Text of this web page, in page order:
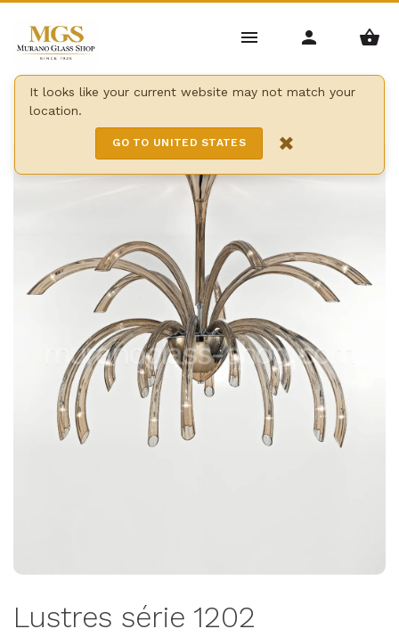
It looks like your current website may not match your
location.
GO TO UNITED STATES ×
Home / Lustres / Lustres modernes
/
Lustres série 1202
Lustres série 1202